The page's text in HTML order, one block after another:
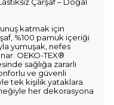
katmak için
%100 pamuk içeriği
yumuşak, nefes
OEKO-TEX®
sağlığa zararlı
ve güvenli
tek kişilik yataklara
her dekorasyona